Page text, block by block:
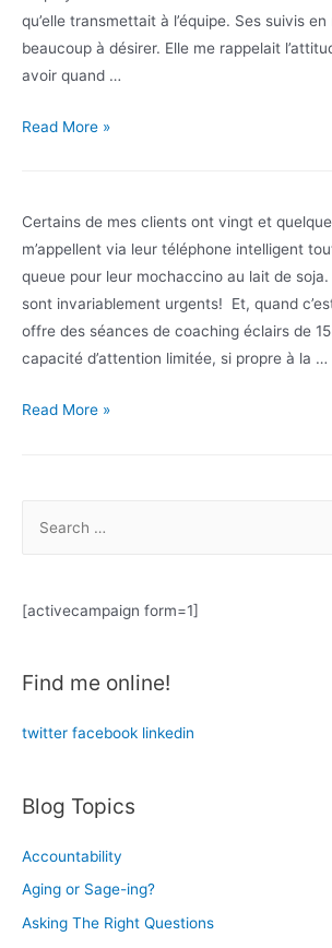
qu’elle transmettait à l’équipe. Ses suivis
beaucoup à désirer. Elle me rappelait
avoir quand …
Préparer
Read More »
Certains de mes clients ont vingt et
m’appellent via leur téléphone intelligent
queue pour leur mochaccino au lait de
sont invariablement urgents! Et, quand
offre des séances de coaching éclairs de
capacité d’attention limitée, si propre à la …
La
Read More »
r
f
[activecampaign form=1]
Find me online!
twitter facebook linkedin
Blog Topics
Accountability
Aging or Sage-ing?
Asking The Right Questions